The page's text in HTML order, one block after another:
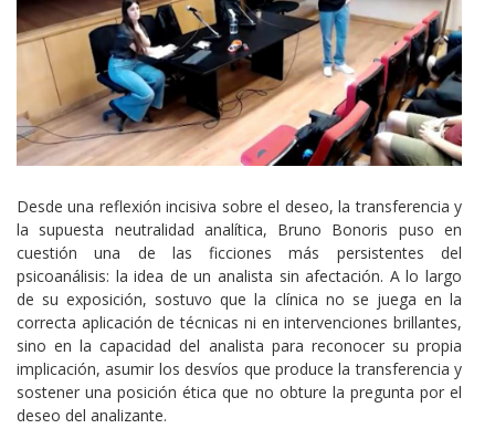
Cuerpo
Desde una reflexión incisiva sobre el deseo, la transferencia y
la supuesta neutralidad analítica, Bruno Bonoris puso en
cuestión una de las ficciones más persistentes del
psicoanálisis: la idea de un analista sin afectación. A lo largo
de su exposición, sostuvo que la clínica no se juega en la
correcta aplicación de técnicas ni en intervenciones brillantes,
sino en la capacidad del analista para reconocer su propia
implicación, asumir los desvíos que produce la transferencia y
sostener una posición ética que no obture la pregunta por el
deseo del analizante.